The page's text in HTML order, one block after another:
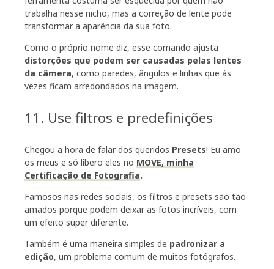
trabalha nesse nicho, mas a correção de lente pode
transformar a aparência da sua foto.
Como o próprio nome diz, esse comando ajusta
distorções que podem ser causadas pelas lentes
da câmera, como paredes, ângulos e linhas que às
vezes ficam arredondados na imagem.
11. Use filtros e predefinições
Chegou a hora de falar dos queridos Presets! Eu amo
os meus e só libero eles no MOVE, minha
Certificação de Fotografia.
Famosos nas redes sociais, os filtros e presets são tão
amados porque podem deixar as fotos incríveis, com
um efeito super diferente.
Também é uma maneira simples de padronizar a
edição, um problema comum de muitos fotógrafos.